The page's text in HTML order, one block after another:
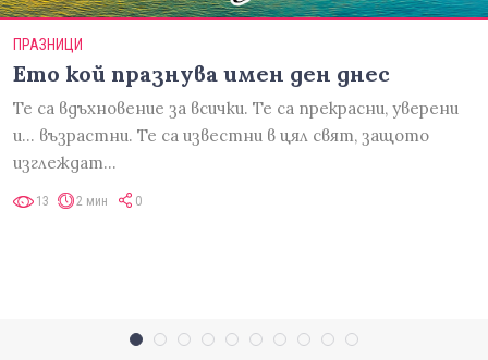
ПРАЗНИЦИ
Ето кой празнува имен ден днес
Те са вдъхновение за всички. Те са прекрасни, уверени
и... възрастни. Те са известни в цял свят, защото
изглеждат…
13 2 мин 0